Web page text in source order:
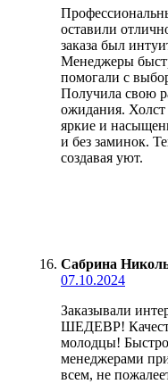
оставили
заказа был
Менеджеры
помогали с
Получила свою
ожидания. Холст
яркие и
и без заминок.
создавая уют.
Сабрина
07.10.2024
Заказывали
ШЕДЕВР!
молодцы!
менеджерами
всем, не